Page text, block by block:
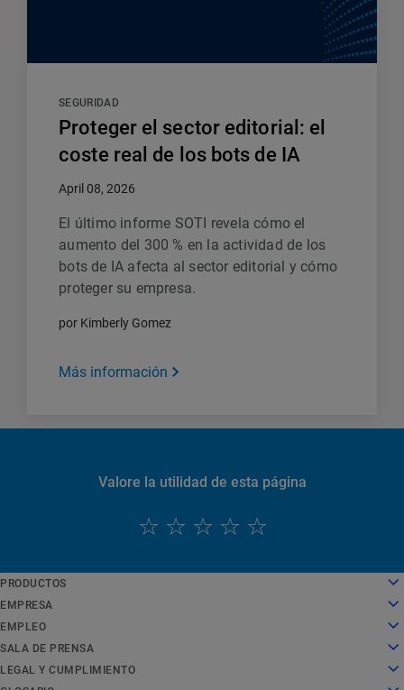
SEGURIDAD
Proteger el sector editorial: el
coste real de los bots de IA
April 08, 2026
El último informe SOTI revela cómo el
aumento del 300 % en la actividad de los
bots de IA afecta al sector editorial y cómo
proteger su empresa.
por Kimberly Gomez
Más información
Valore la utilidad de esta página
PRODUCTOS
Cloud computing
Seguridad
Distribución de contenido
Todos los productos y pruebas
Servicios globales
EMPRESA
Sobre nosotros
Historia
Liderazgo
Premios
EMPLEO
Empleo
Trabajar en Akamai
Estudiantes y recién licenciados
SALA DE PRENSA
Sala de prensa
Comunicados de prensa
LEGAL Y CUMPLIMIENTO
Aspectos legales
English
Deutsch
Español
Français
Italiano